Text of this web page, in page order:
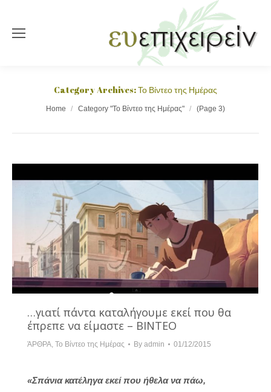
Category Archives:Το Βίντεο της Ημέρας
You are here:
Home Category "Το Βίντεο της Ημέρας" (Page 3)
…γιατί πάντα καταλήγουμε εκεί που θα
έπρεπε να είμαστε – ΒΙΝΤΕΟ
ΆΡΘΡΑ Το Βίντεο της Ημέρας By admin 01/12/2015
«Σπάνια κατέληγα εκεί που ήθελα να πάω,